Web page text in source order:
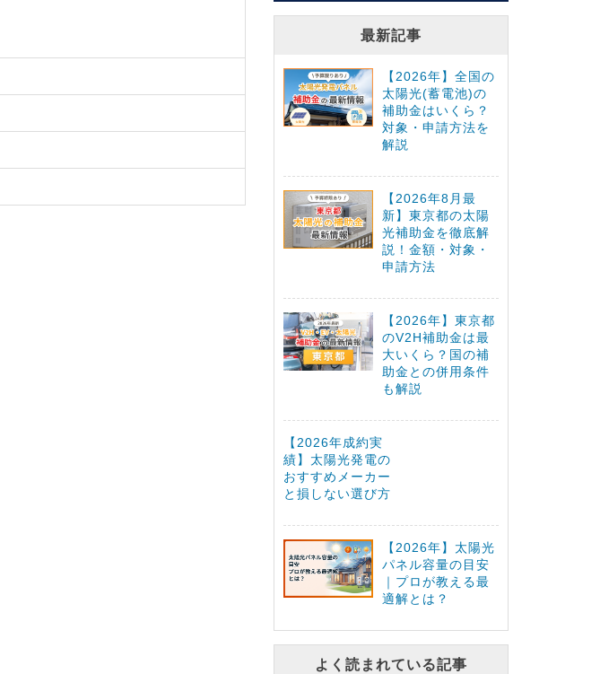
最新記事
【2026年】全国の
太陽光(蓄電池)の
補助金はいくら？
対象・申請方法を
解説
【2026年8月最
新】東京都の太陽
光補助金を徹底解
説！金額・対象・
申請方法
【2026年】東京都
のV2H補助金は最
大いくら？国の補
助金との併用条件
も解説
【2026年成約実
績】太陽光発電の
おすすめメーカー
と損しない選び方
【2026年】太陽光
パネル容量の目安
｜プロが教える最
適解とは？
よく読まれている記事